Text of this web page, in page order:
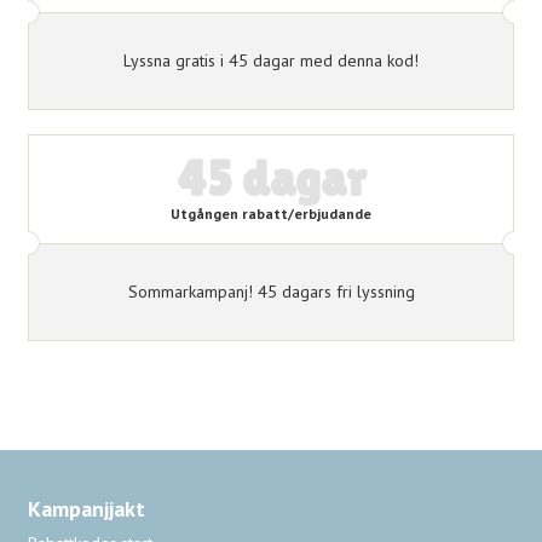
Lyssna gratis i 45 dagar med denna kod!
45 dagar
Utgången rabatt/erbjudande
Sommarkampanj! 45 dagars fri lyssning
Kampanjjakt